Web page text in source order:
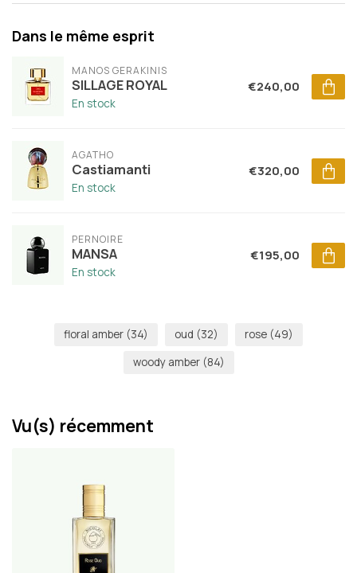
Dans le même esprit
MANOS GERAKINIS
SILLAGE ROYAL
En stock
€240,00
AGATHO
Castiamanti
En stock
€320,00
PERNOIRE
MANSA
En stock
€195,00
floral amber (34) oud (32) rose (49)
woody amber (84)
Vu(s) récemment